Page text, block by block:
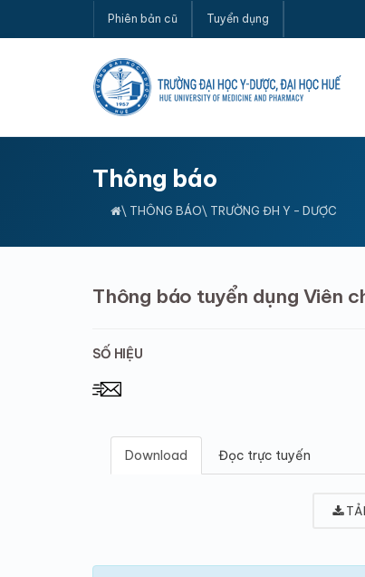
Phiên bản cũ Tuyển dụng
Thông báo
\ THÔNG BÁO\ TRƯỜNG ĐH Y - DƯỢC
Thông báo tuyển dụng Viên
SỐ HIỆU
Download Đọc trực tuyến
TẢI